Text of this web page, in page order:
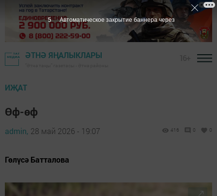
ӘТНӘ ЯҢАЛЫКЛАРЫ
ИҖАТ
Өф-өф
admin, 28 май 2026 - 19:07 416 0 0
Гөлүсә Батталова
4 Автоматическое закрытие баннера через